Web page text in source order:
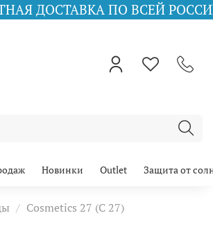
ПО ВСЕЙ РОССИИ ПРИ
Новинки Outlet Защита от
Cosmetics 27 (C 27)